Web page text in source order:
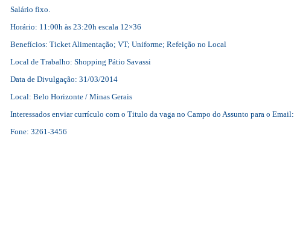
Salário fixo.
Horário: 11:00h às 23:20h escala 12×36
Benefícios: Ticket Alimentação; VT; Uniforme; Refeição no Local
Local de Trabalho: Shopping Pátio Savassi
Data de Divulgação: 31/03/2014
Local: Belo Horizonte / Minas Gerais
Interessados enviar currículo com o Titulo da vaga no Campo do Assunto para o Email:
Fone: 3261-3456